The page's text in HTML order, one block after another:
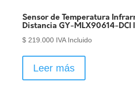
Sensor de Temperatura
Distancia GY-MLX90614-DCI
$219.000 IVA Incluido
Leer más